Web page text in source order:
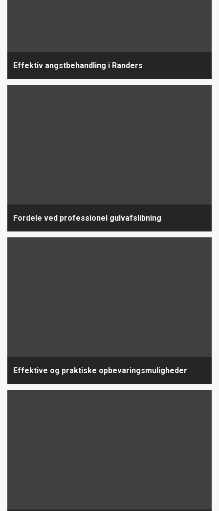
Effektiv angstbehandling i Randers
Fordele ved professionel gulvafslibning
Effektive og praktiske opbevaringsmuligheder